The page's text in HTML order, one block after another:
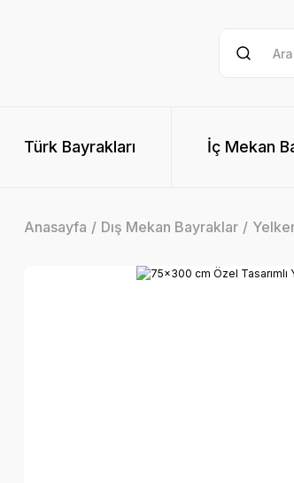
Türk Bayrakları İç Mekan
Anasayfa Dış Mekan Bayraklar